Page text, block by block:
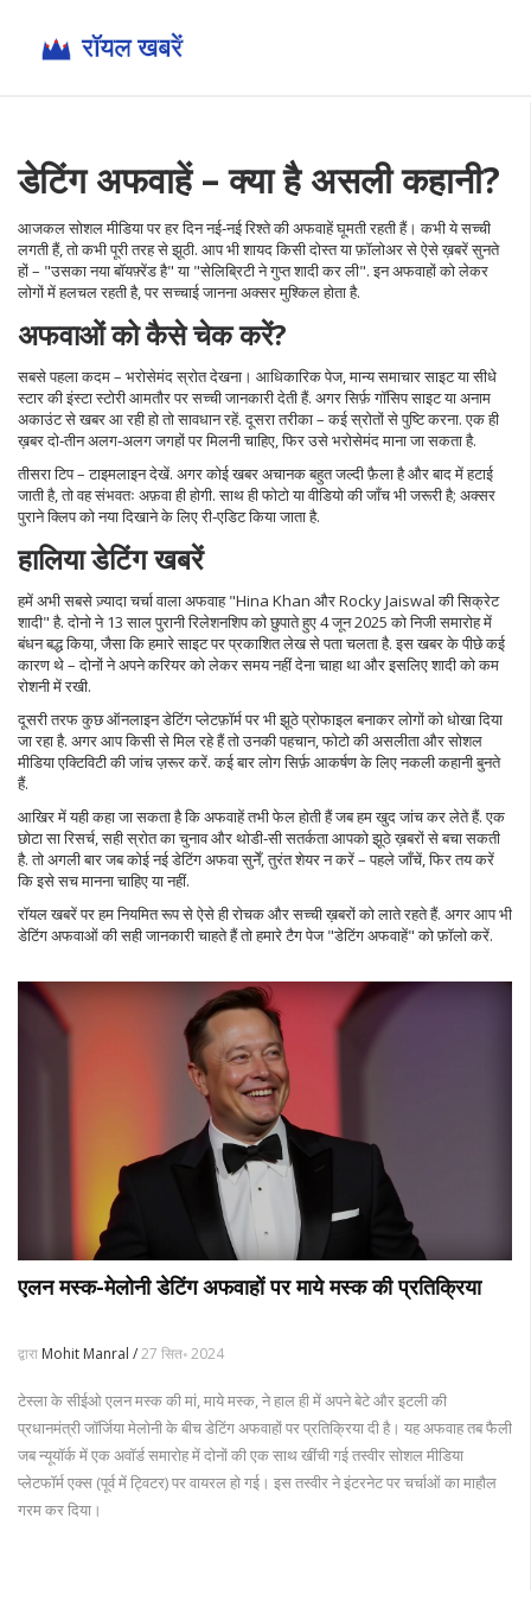
डेटिंग अफवाहें – क्या है असली कहानी?
आजकल सोशल मीडिया पर हर दिन नई‑नई रिश्ते की अफवाहें घूमती रहती हैं। कभी ये सच्ची
लगती हैं, तो कभी पूरी तरह से झूठी. आप भी शायद किसी दोस्त या फ़ॉलोअर से ऐसे ख़बरें सुनते
हों – "उसका नया बॉयफ़्रेंड है" या "सेलिब्रिटी ने गुप्त शादी कर ली". इन अफवाहों को लेकर
लोगों में हलचल रहती है, पर सच्चाई जानना अक्सर मुश्किल होता है.
अफवाओं को कैसे चेक करें?
सबसे पहला कदम – भरोसेमंद स्रोत देखना। आधिकारिक पेज, मान्य समाचार साइट या सीधे
स्टार की इंस्टा स्टोरी आमतौर पर सच्ची जानकारी देती हैं. अगर सिर्फ़ गॉसिप साइट या अनाम
अकाउंट से खबर आ रही हो तो सावधान रहें. दूसरा तरीका – कई स्रोतों से पुष्टि करना. एक ही
ख़बर दो‑तीन अलग‑अलग जगहों पर मिलनी चाहिए, फिर उसे भरोसेमंद माना जा सकता है.
तीसरा टिप – टाइमलाइन देखें. अगर कोई खबर अचानक बहुत जल्दी फ़ैला है और बाद में हटाई
जाती है, तो वह संभवतः अफ़वा ही होगी. साथ ही फोटो या वीडियो की जाँच भी जरूरी है; अक्सर
पुराने क्लिप को नया दिखाने के लिए री‑एडिट किया जाता है.
हालिया डेटिंग खबरें
हमें अभी सबसे ज़्यादा चर्चा वाला अफवाह "Hina Khan और Rocky Jaiswal की सिक्रेट
शादी" है. दोनो ने 13 साल पुरानी रिलेशनशिप को छुपाते हुए 4 जून 2025 को निजी समारोह में
बंधन बद्ध किया, जैसा कि हमारे साइट पर प्रकाशित लेख से पता चलता है. इस खबर के पीछे कई
कारण थे – दोनों ने अपने करियर को लेकर समय नहीं देना चाहा था और इसलिए शादी को कम
रोशनी में रखी.
दूसरी तरफ कुछ ऑनलाइन डेटिंग प्लेटफ़ॉर्म पर भी झूठे प्रोफाइल बनाकर लोगों को धोखा दिया
जा रहा है. अगर आप किसी से मिल रहे हैं तो उनकी पहचान, फोटो की असलीता और सोशल
मीडिया एक्टिविटी की जांच ज़रूर करें. कई बार लोग सिर्फ़ आकर्षण के लिए नकली कहानी बुनते
हैं.
आखिर में यही कहा जा सकता है कि अफवाहें तभी फेल होती हैं जब हम खुद जांच कर लेते हैं. एक
छोटा सा रिसर्च, सही स्रोत का चुनाव और थोडी‑सी सतर्कता आपको झूठे ख़बरों से बचा सकती
है. तो अगली बार जब कोई नई डेटिंग अफवा सुनेँ, तुरंत शेयर न करें – पहले जाँचें, फिर तय करें
कि इसे सच मानना चाहिए या नहीं.
रॉयल खबरें पर हम नियमित रूप से ऐसे ही रोचक और सच्ची ख़बरों को लाते रहते हैं. अगर आप भी
डेटिंग अफवाओं की सही जानकारी चाहते हैं तो हमारे टैग पेज "डेटिंग अफवाहें" को फ़ॉलो करें.
एलन मस्क-मेलोनी डेटिंग अफवाहों पर माये मस्क की प्रतिक्रिया
द्वारा Mohit Manral /27 सित॰ 2024
टेस्ला के सीईओ एलन मस्क की मां, माये मस्क, ने हाल ही में अपने बेटे और इटली की
प्रधानमंत्री जॉर्जिया मेलोनी के बीच डेटिंग अफवाहों पर प्रतिक्रिया दी है। यह अफवाह तब फैली
जब न्यूयॉर्क में एक अवॉर्ड समारोह में दोनों की एक साथ खींची गई तस्वीर सोशल मीडिया
प्लेटफॉर्म एक्स (पूर्व में ट्विटर) पर वायरल हो गई। इस तस्वीर ने इंटरनेट पर चर्चाओं का माहौल
गरम कर दिया।